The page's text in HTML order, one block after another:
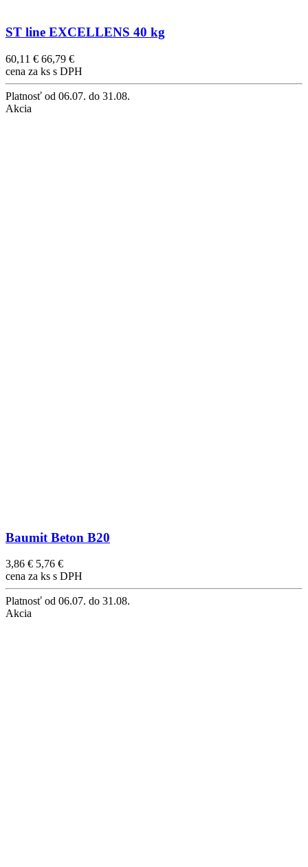
ST line EXCELLENS 40 kg
60,11 € 66,79 €
cena za ks s DPH
Platnosť od 06.07. do 31.08.
Akcia
Baumit Beton B20
3,86 € 5,76 €
cena za ks s DPH
Platnosť od 06.07. do 31.08.
Akcia